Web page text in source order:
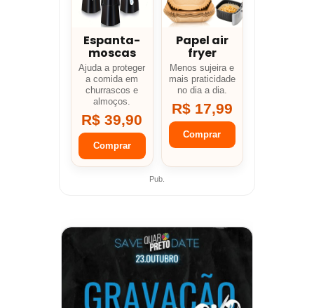
Espanta-
moscas
Ajuda a proteger
a comida em
churrascos e
almoços.
R$ 39,90
Comprar
Papel air
fryer
Menos sujeira e
mais praticidade
no dia a dia.
R$ 17,99
Comprar
Pub.